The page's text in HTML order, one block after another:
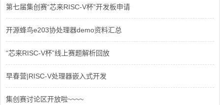
第七届集创赛“芯来RISC-V杯”开发板申请
开源蜂鸟e203协处理器demo资料汇总
“芯来RISC-V杯”线上赛题解析回放
早春营|RISC-V处理器嵌入式开发
集创赛讨论区开放啦~~~~